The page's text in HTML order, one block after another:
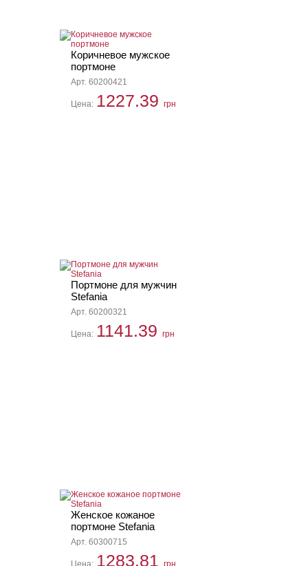
Коричневое мужское
портмоне
Арт. 60200421
Цена: 1227.39 грн
Портмоне для мужчин
Stefania
Арт. 60200321
Цена: 1141.39 грн
Женское кожаное
портмоне Stefania
Арт. 60300715
Цена: 1283.81 грн